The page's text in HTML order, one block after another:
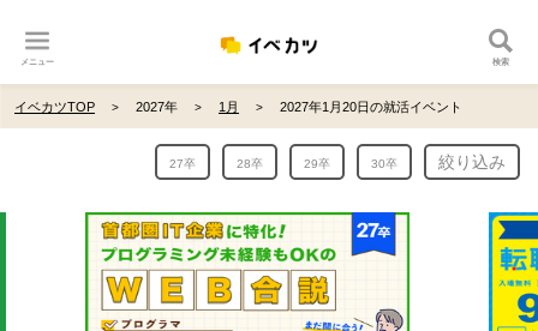
メニュー 検索
27卒 28卒 29卒 30卒 絞り込み
イベカツTOP 2027年 1月 2027年1月20日の就活イベント